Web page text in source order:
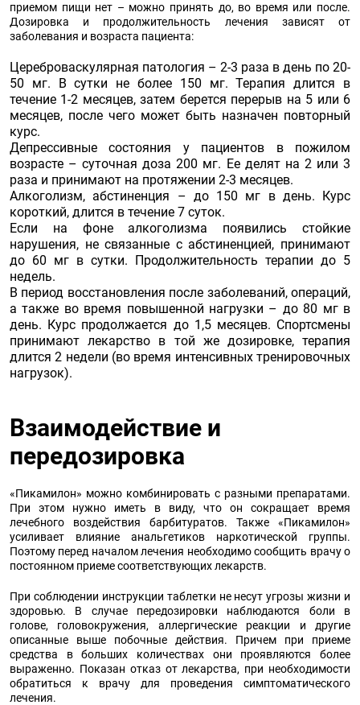
приемом пищи нет – можно принять до, во время или после.
Дозировка и продолжительность лечения зависят от
заболевания и возраста пациента:
Цереброваскулярная патология – 2-3 раза в день по 20-
50 мг. В сутки не более 150 мг. Терапия длится в
течение 1-2 месяцев, затем берется перерыв на 5 или 6
месяцев, после чего может быть назначен повторный
курс.
Депрессивные состояния у пациентов в пожилом
возрасте – суточная доза 200 мг. Ее делят на 2 или 3
раза и принимают на протяжении 2-3 месяцев.
Алкоголизм, абстиненция – до 150 мг в день. Курс
короткий, длится в течение 7 суток.
Если на фоне алкоголизма появились стойкие
нарушения, не связанные с абстиненцией, принимают
до 60 мг в сутки. Продолжительность терапии до 5
недель.
В период восстановления после заболеваний, операций,
а также во время повышенной нагрузки – до 80 мг в
день. Курс продолжается до 1,5 месяцев. Спортсмены
принимают лекарство в той же дозировке, терапия
длится 2 недели (во время интенсивных тренировочных
нагрузок).
Взаимодействие и
передозировка
«Пикамилон» можно комбинировать с разными препаратами.
При этом нужно иметь в виду, что он сокращает время
лечебного воздействия барбитуратов. Также «Пикамилон»
усиливает влияние анальгетиков наркотической группы.
Поэтому перед началом лечения необходимо сообщить врачу о
постоянном приеме соответствующих лекарств.
При соблюдении инструкции таблетки не несут угрозы жизни и
здоровью. В случае передозировки наблюдаются боли в
голове, головокружения, аллергические реакции и другие
описанные выше побочные действия. Причем при приеме
средства в больших количествах они проявляются более
выраженно. Показан отказ от лекарства, при необходимости
обратиться к врачу для проведения симптоматического
лечения.